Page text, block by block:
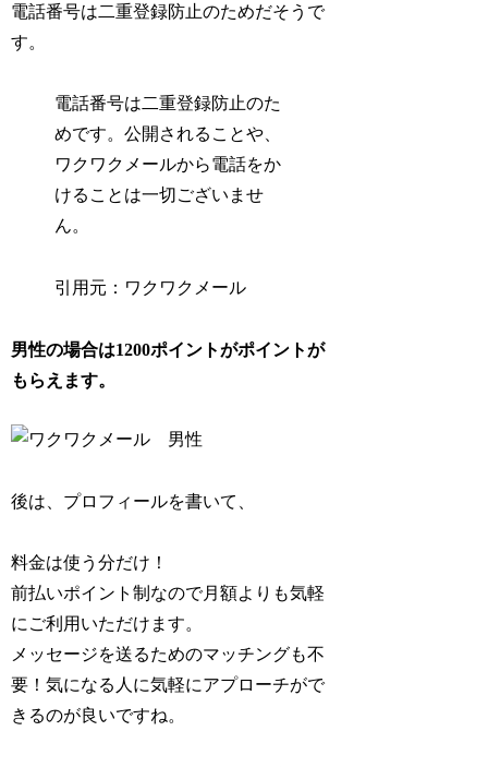
電話番号は二重登録防止のためだそうで
す。
電話番号は二重登録防止のた
めです。公開されることや、
ワクワクメールから電話をか
けることは一切ございませ
ん。
引用元：ワクワクメール
男性の場合は1200ポイントがポイントが
もらえます。
後は、プロフィールを書いて、
料金は使う分だけ！
前払いポイント制なので月額よりも気軽
にご利用いただけます。
メッセージを送るためのマッチングも不
要！気になる人に気軽にアプローチがで
きるのが良いですね。